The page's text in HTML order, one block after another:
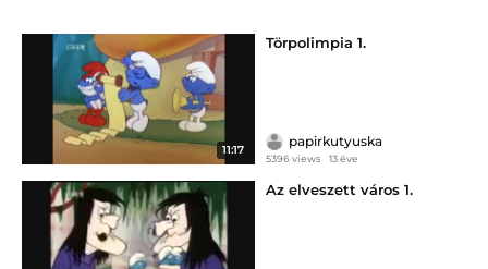
11:17
Törpolimpia 1.
papirkutyuska
5396 views 13 éve
Az elveszett város 1.